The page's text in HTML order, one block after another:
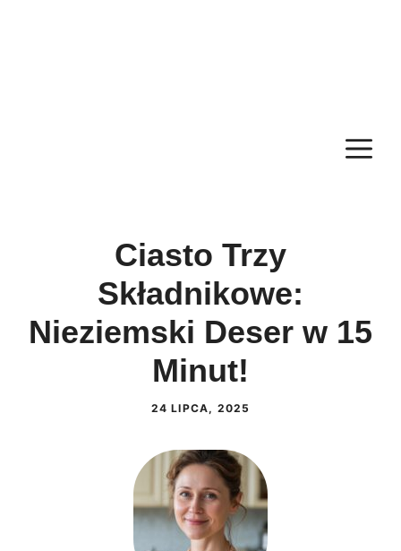
Ciasto Trzy
Składnikowe:
Nieziemski Deser w 15
Minut!
24 LIPCA, 2025